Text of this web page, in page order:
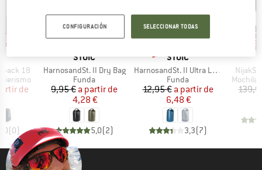
18
reducido
de
(0)
MARCA
STOIC
Artículo
HarnosandSt. II Dry Bag
Product group
Funda
Precio
9,95 € Precio reducido
a partir de
4,28 €
5,0(2)
Descuento
57%
MARCA
STOIC
Artículo
HarnosandSt. II Ultra Lite Dry Bag
Product group
Funda
Precio
12,95 € Precio reducido
a partir de
6,48 €
3,3(7)
Descuento
hasta un 50%
Artículo
Product
Mochila
CONFIGURACIÓN SELECCIONAR TODAS